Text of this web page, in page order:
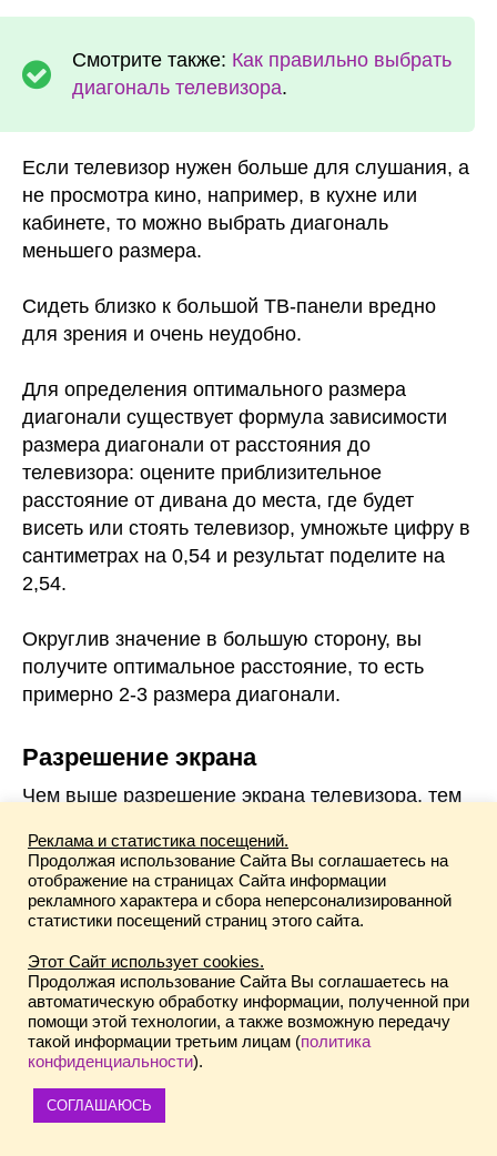
Смотрите также: Как правильно выбрать
диагональ телевизора.
Если телевизор нужен больше для слушания, а
не просмотра кино, например, в кухне или
кабинете, то можно выбрать диагональ
меньшего размера.
Сидеть близко к большой ТВ-панели вредно
для зрения и очень неудобно.
Для определения оптимального размера
диагонали существует формула зависимости
размера диагонали от расстояния до
телевизора: оцените приблизительное
расстояние от дивана до места, где будет
висеть или стоять телевизор, умножьте цифру в
сантиметрах на 0,54 и результат поделите на
2,54.
Округлив значение в большую сторону, вы
получите оптимальное расстояние, то есть
примерно 2-3 размера диагонали.
Разрешение экрана
Чем выше разрешение экрана телевизора, тем
дороже модель ТВ. На 2021 год наиболее
востребованными являются модели
телевизоров с поддержкой 4K UHD
Реклама и статистика посещений.
Продолжая использование Сайта Вы соглашаетесь на
отображение на страницах Сайта информации
рекламного характера и сбора неперсонализированной
статистики посещений страниц этого сайта.
Этот Сайт использует cookies.
Продолжая использование Сайта Вы соглашаетесь на
автоматическую обработку информации, полученной при
помощи этой технологии, а также возможную передачу
такой информации третьим лицам (политика
конфиденциальности).
СОГЛАШАЮСЬ